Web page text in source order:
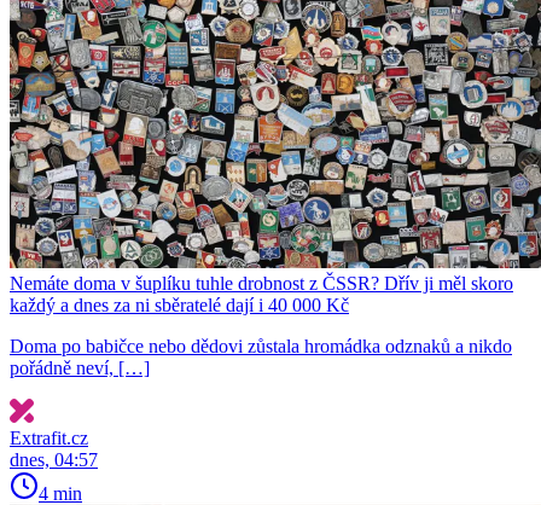
Nemáte doma v šuplíku tuhle drobnost z ČSSR? Dřív ji měl skoro
každý a dnes za ni sběratelé dají i 40 000 Kč
Doma po babičce nebo dědovi zůstala hromádka odznaků a nikdo
pořádně neví, […]
Extrafit.cz
dnes, 04:57
4 min